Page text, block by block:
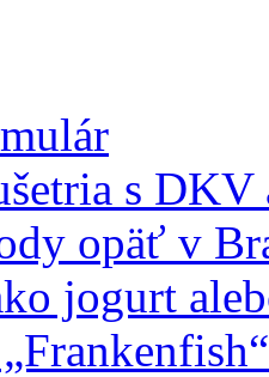
s
opäť v
jogurt